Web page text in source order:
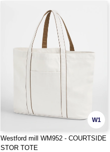
W1
Westford mill WM952 - COURTSIDE
STOR TOTE